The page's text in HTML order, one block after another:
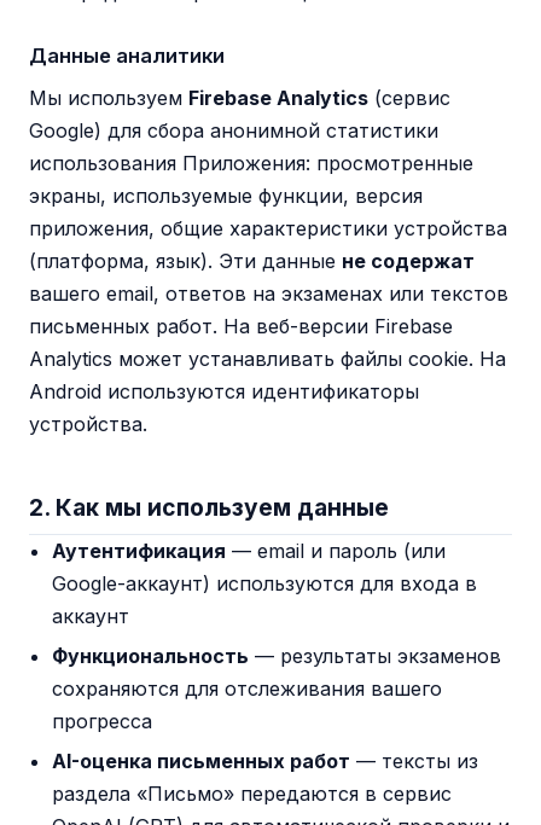
Данные аналитики
Мы используем Firebase Analytics (сервис
Google) для сбора анонимной статистики
использования Приложения: просмотренные
экраны, используемые функции, версия
приложения, общие характеристики устройства
(платформа, язык). Эти данные не содержат
вашего email, ответов на экзаменах или текстов
письменных работ. На веб-версии Firebase
Analytics может устанавливать файлы cookie. На
Android используются идентификаторы
устройства.
2. Как мы используем данные
Аутентификация — email и пароль (или
Google-аккаунт) используются для входа в
аккаунт
Функциональность — результаты экзаменов
сохраняются для отслеживания вашего
прогресса
AI-оценка письменных работ — тексты из
раздела «Письмо» передаются в сервис